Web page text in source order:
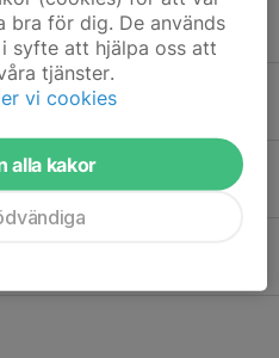
11/2
2026
träning
bra för dig. De används
syfte att hjälpa oss att
tjänster.
vi cookies
alla kakor